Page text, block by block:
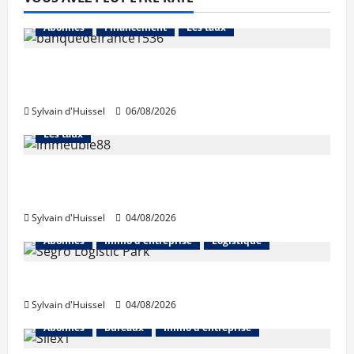
Abonnés Financement Les taux
Sylvain d'Huissel 06/08/2026
Abonnés Financement
Les taux
Sylvain d'Huissel
04/08/2026
Abonnés
Immo d'entreprise Logistique
Sylvain d'Huissel
04/08/2026
Abonnés
Bureaux Immo d'entreprise